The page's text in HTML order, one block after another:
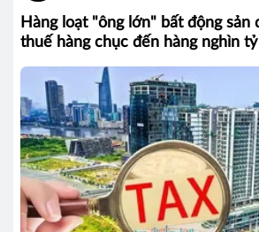
Hàng loạt "ông lớn" bất động sản
thuế hàng chục đến hàng nghìn